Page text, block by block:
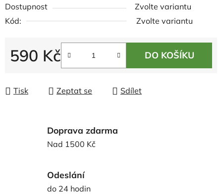
Dostupnost
Zvolte variantu
Kód:
Zvolte variantu
590 Kč DO KOŠÍKU
Tisk Zeptat se Sdílet
Doprava zdarma
Nad 1500 Kč
Odeslání
do 24 hodin